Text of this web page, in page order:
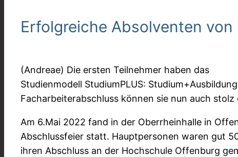
Erfolgreiche Absolventen
(Andreae) Die ersten Teilnehmer haben das
Studienmodell StudiumPLUS:
Facharbeiterabschluss können sie nun auch
Am 6.Mai 2022 fand in der Oberrheinhalle in
Abschlussfeier statt. Hauptpersonen waren gut
ihren Abschluss an der Hochschule Offenburg